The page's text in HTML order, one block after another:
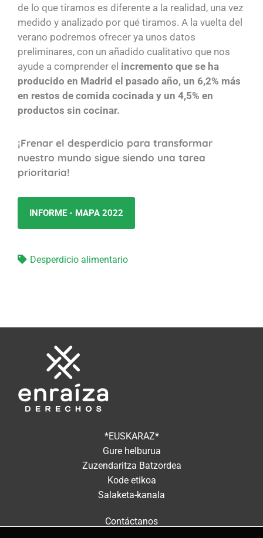
de lo que tiramos es diferente a la realidad, una vez
medido y analizado por qué tiramos. A la vuelta del
verano podremos ofrecer ya unos datos
preliminares, con un añadido cualitativo que nos
ayude a comprender el incremento que se ha
producido en Madrid el pasado año, un 6,2% más
en restos de comida cocinada y un 4,5% en
productos sin cocinar.
¡Frenar el desperdicio para transformar
nuestro mundo sigue siendo una tarea
prioritaria!
INFORME - MAPA 2022
Desperdicio alimentario
*EUSKARAZ*
Gure helburua
Zuzendaritza Batzordea
Kode etikoa
Salaketa-kanala
Contáctanos